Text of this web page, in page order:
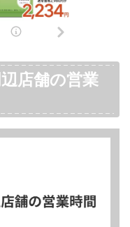
店舗の営業